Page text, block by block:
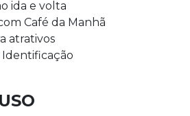
ida e volta
Café da Manhã
atrativos